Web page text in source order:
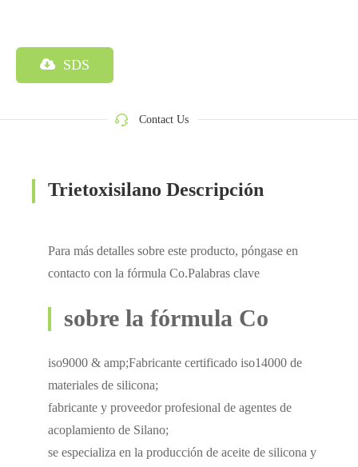
SDS
Contact Us
Trietoxisilano Descripción
Para más detalles sobre este producto, póngase en
contacto con la fórmula Co.Palabras clave
sobre la fórmula Co
iso9000 & amp;Fabricante certificado iso14000 de
materiales de silicona;
fabricante y proveedor profesional de agentes de
acoplamiento de Silano;
se especializa en la producción de aceite de silicona y